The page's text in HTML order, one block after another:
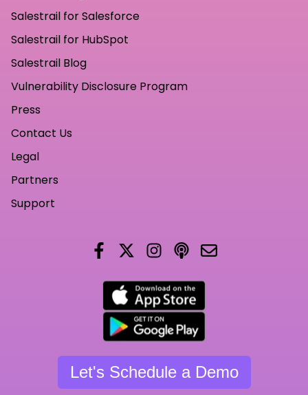
Salestrail for Salesforce
Salestrail for HubSpot
Salestrail Blog
Vulnerability Disclosure Program
Press
Contact Us
Legal
Partners
Support
Let's Schedule a Demo